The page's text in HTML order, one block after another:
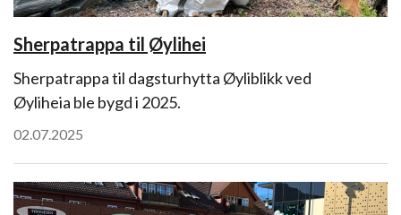
Sherpatrappa til Øylihei
Sherpatrappa til dagsturhytta Øyliblikk ved
Øyliheia ble bygd i 2025.
02.07.2025